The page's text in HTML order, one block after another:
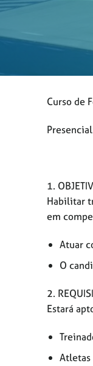
Curso de
1.
Habilitar
em
Atuar
O
2.
Estará
Atletas